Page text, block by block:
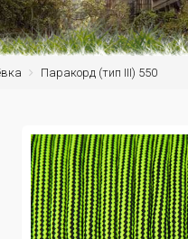
Паракорд (тип III) 550